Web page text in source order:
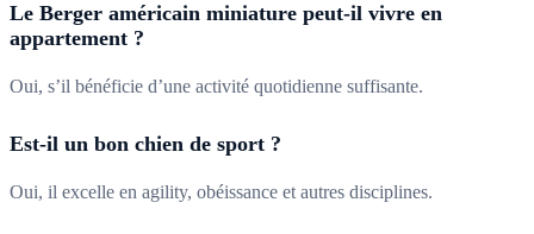
Le Berger américain miniature peut-il vivre en
appartement ?
Oui, s’il bénéficie d’une activité quotidienne suffisante.
Est-il un bon chien de sport ?
Oui, il excelle en agility, obéissance et autres disciplines.